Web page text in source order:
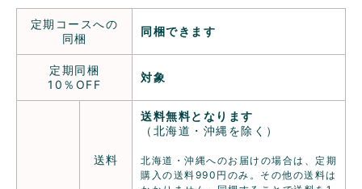
定期コースへの
同梱
同梱できます
定期同梱
10％OFF
対象
送料
送料無料となります
（北海道・沖縄を除く）
北海道・沖縄へのお届けの場合は、定期
購入の送料990円のみ。その他の送料は